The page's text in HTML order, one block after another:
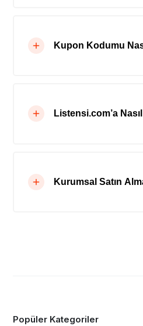
Kupon Kodumu
Listensi.com’a
Kurumsal Satın
Popüler Kategoriler